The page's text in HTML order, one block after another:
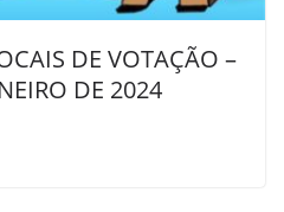
DE VOTAÇÃO –
DE 2024